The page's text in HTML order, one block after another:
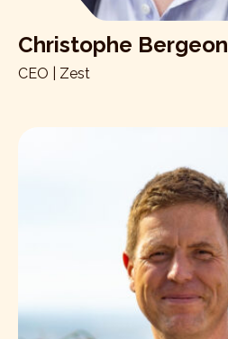
Christophe Bergeon
CEO | Zest